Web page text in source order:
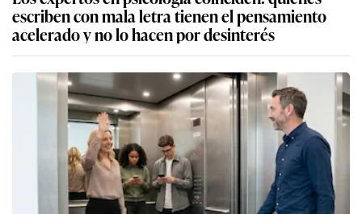
escriben con mala letra tienen el pensamiento
acelerado y no lo hacen por desinterés